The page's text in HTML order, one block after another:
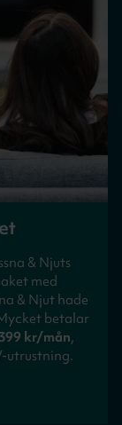
& Njuts
med
& Njut hade
betalar
kr/mån,
utrustning.